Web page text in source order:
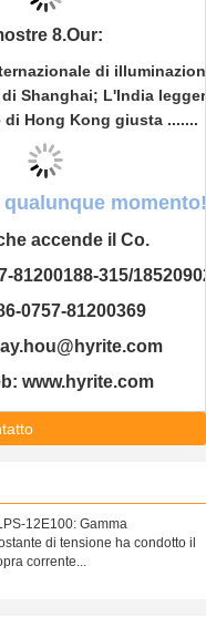
8.Our:
di
Shanghai; L'India
di Hong Kong giusta .......
momento!
accende il Co.
81200188-315/
0757-81200369
www.hyrite.com
12E100: Gamma
di tensione ha condotto il
corrente...